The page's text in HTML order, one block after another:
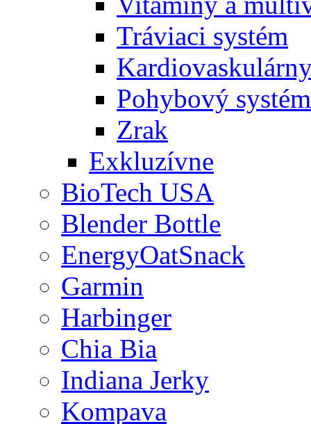
Tráviaci systém
Pohybový systém
Zrak
Exkluzívne
BioTech USA
Blender Bottle
EnergyOatSnack
Garmin
Harbinger
Chia Bia
Indiana Jerky
Kompava